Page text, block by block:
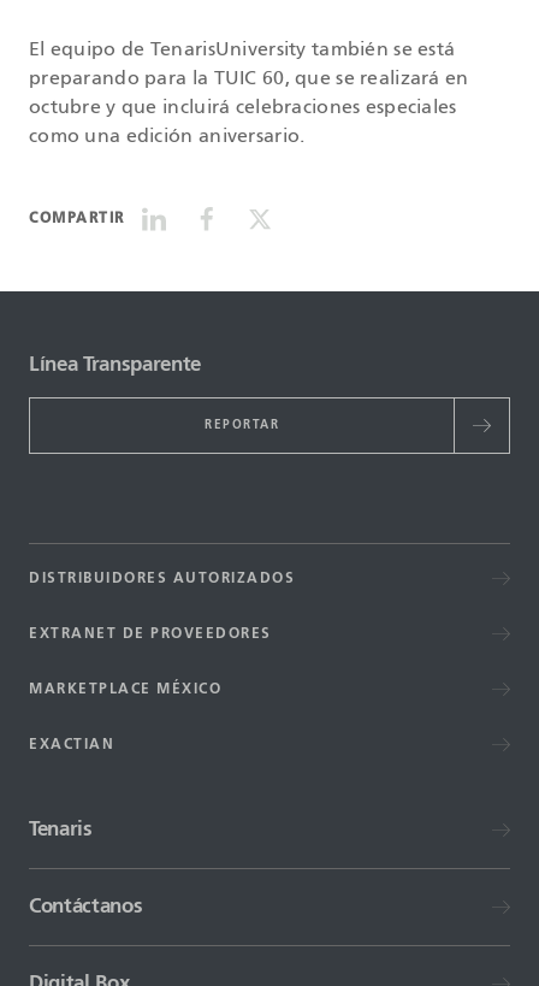
El equipo de TenarisUniversity también se está
preparando para la TUIC 60, que se realizará en
octubre y que incluirá celebraciones especiales
como una edición aniversario.
COMPARTIR
Línea Transparente
REPORTAR
DISTRIBUIDORES AUTORIZADOS
EXTRANET DE PROVEEDORES
MARKETPLACE MÉXICO
EXACTIAN
Tenaris
Contáctanos